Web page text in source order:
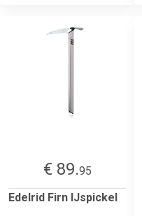
€ 89.95
Edelrid Firn IJspickel